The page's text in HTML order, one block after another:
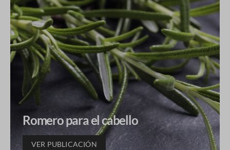
Romero para el cabello
VER PUBLICACIÓN